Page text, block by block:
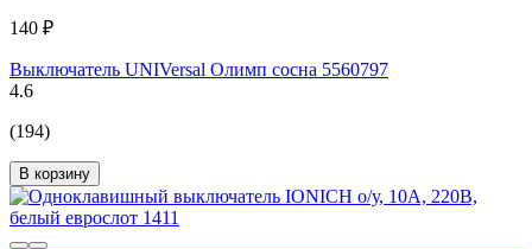
140 ₽
Выключатель UNIVersal Олимп сосна 5560797
4.6
(194)
В корзину